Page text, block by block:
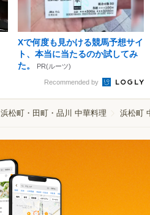
Xで何度も見かける競馬予想サイ
ト、本当に当たるのか試してみ
た。
PR(ルーツ)
Recommended by
浜松町・田町・品川 中華料理 浜松町